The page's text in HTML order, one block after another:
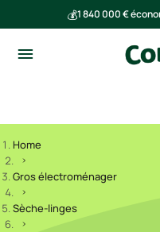
💰1 840 000 €
Home
Gros électroménager
Sèche-linges